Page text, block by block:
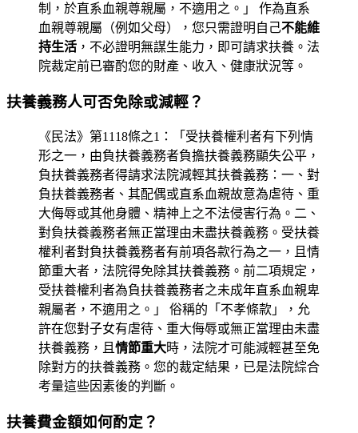
制，於直系血親尊親屬，不適用之。」 作為直系
血親尊親屬（例如父母），您只需證明自己不能維
持生活 ，不必證明無謀生能力，即可請求扶養。法
院裁定前已審酌您的財產、收入、健康狀況等。
扶養義務人可否免除或減輕？
《民法》第1118條之1：「受扶養權利者有下列情
形之一，由負扶養義務者負擔扶養義務顯失公平，
負扶養義務者得請求法院減輕其扶養義務：一、對
負扶養義務者、其配偶或直系血親故意為虐待、重
大侮辱或其他身體、精神上之不法侵害行為。二、
對負扶養義務者無正當理由未盡扶養義務。受扶養
權利者對負扶養義務者有前項各款行為之一，且情
節重大者，法院得免除其扶養義務。前二項規定，
受扶養權利者為負扶養義務者之未成年直系血親卑
親屬者，不適用之。」 俗稱的「不孝條款」，允
許在您對子女有虐待、重大侮辱或無正當理由未盡
扶養義務，且 情節重大時，法院才可能減輕甚至免
除對方的扶養義務。您的裁定結果，已是法院綜合
考量這些因素後的判斷。
扶養費金額如何酌定？